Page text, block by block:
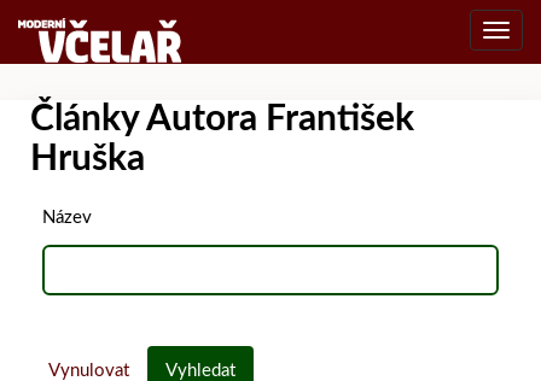
Články Autora František
Hruška
Název
Vynulovat Vyhledat